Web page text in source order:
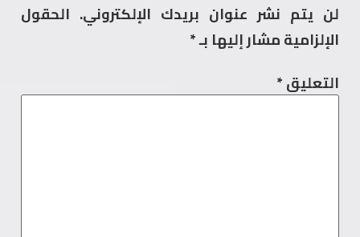
لن يتم نشر عنوان بريدك الإلكتروني. الحقول
الإلزامية مشار إليها بـ *
التعليق*